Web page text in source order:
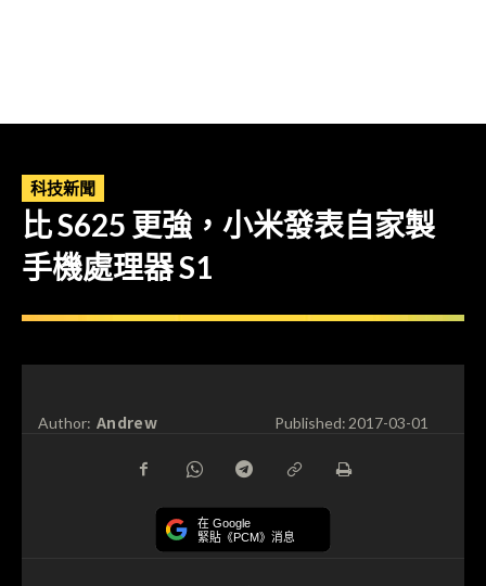
科技新聞
比 S625 更強，小米發表自家製
手機處理器 S1
Author: Andrew Published:2017-03-01
在 Google
緊貼《PCM》消息